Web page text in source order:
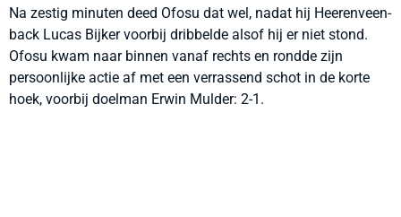
Na zestig minuten deed Ofosu dat wel, nadat hij Heerenveen-
back Lucas Bijker voorbij dribbelde alsof hij er niet stond.
Ofosu kwam naar binnen vanaf rechts en rondde zijn
persoonlijke actie af met een verrassend schot in de korte
hoek, voorbij doelman Erwin Mulder: 2-1.